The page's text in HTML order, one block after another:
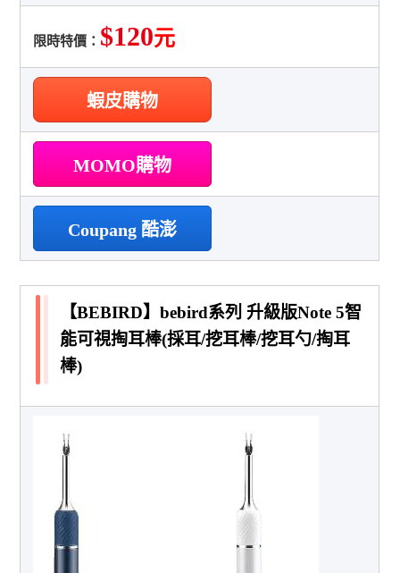
限時特價： $120元
蝦皮購物
MOMO購物
Coupang 酷澎
【BEBIRD】bebird系列 升級版Note 5智
能可視掏耳棒(採耳/挖耳棒/挖耳勺/掏耳
棒)